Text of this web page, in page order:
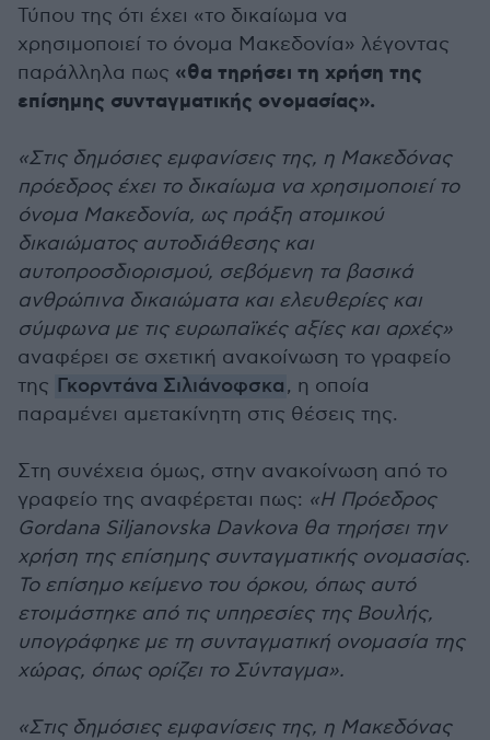
Τύπου της ότι έχει «το δικαίωμα να
χρησιμοποιεί το όνομα Μακεδονία» λέγοντας
παράλληλα πως «θα τηρήσει τη χρήση της
επίσημης συνταγματικής ονομασίας».
«Στις δημόσιες εμφανίσεις της, η Μακεδόνας
πρόεδρος έχει το δικαίωμα να χρησιμοποιεί το
όνομα Μακεδονία, ως πράξη ατομικού
δικαιώματος αυτοδιάθεσης και
αυτοπροσδιορισμού, σεβόμενη τα βασικά
ανθρώπινα δικαιώματα και ελευθερίες και
σύμφωνα με τις ευρωπαϊκές αξίες και αρχές»
αναφέρει σε σχετική ανακοίνωση το γραφείο
της Γκορντάνα Σιλιάνοφσκα, η οποία
παραμένει αμετακίνητη στις θέσεις της.
Στη συνέχεια όμως, στην ανακοίνωση από το
γραφείο της αναφέρεται πως: «Η Πρόεδρος
Gordana Siljanovska Davkova θα τηρήσει την
χρήση της επίσημης συνταγματικής ονομασίας.
Το επίσημο κείμενο του όρκου, όπως αυτό
ετοιμάστηκε από τις υπηρεσίες της Βουλής,
υπογράφηκε με τη συνταγματική ονομασία της
χώρας, όπως ορίζει το Σύνταγμα».
«Στις δημόσιες εμφανίσεις της, η Μακεδόνας